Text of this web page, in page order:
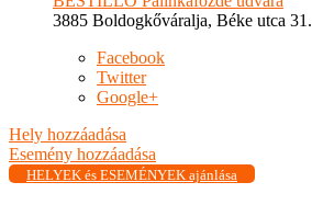
3885 Boldogkőváralja, Béke utca 31.
Facebook
Twitter
Google+
Hely hozzáadása
Esemény hozzáadása
HELYEK és ESEMÉNYEK ajánlása